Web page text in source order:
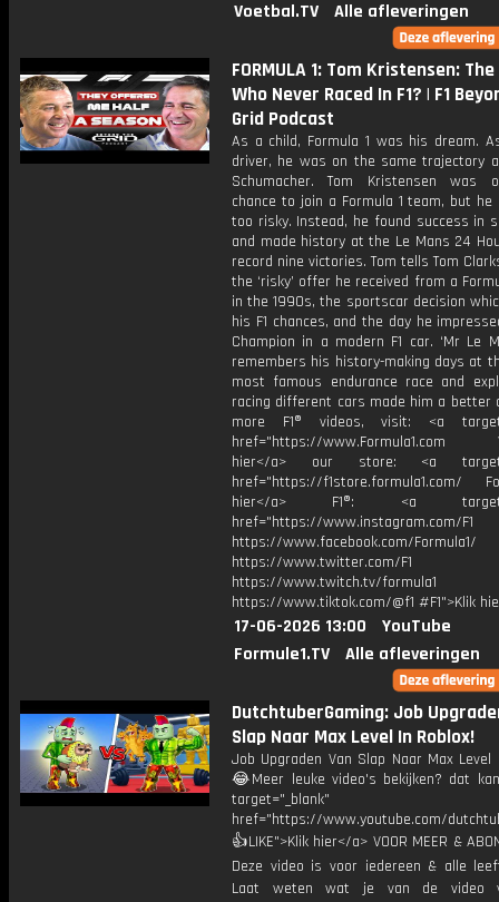
Voetbal.TV Alle afleveringen
FORMULA 1: Tom Kristensen:
Who Never Raced In F1? | F1
Grid Podcast
As a child, Formula 1 was his dream.
driver, he was on the same trajectory
Schumacher. Tom Kristensen was
chance to join a Formula 1 team, but
too risky. Instead, he found success in
and made history at the Le Mans 24
record nine victories. Tom tells Tom
the ‘risky’ offer he received from a
in the 1990s, the sportscar decision
his F1 chances, and the day he
Champion in a modern F1 car. ‘Mr Le
remembers his history-making days at
most famous endurance race and
racing different cars made him a better
more F1® videos, visit: <a
href="https://www.Formula1.com
hier</a> our store: <a
href="https://f1store.formula1.com/
hier</a> F1®: <a
href="https://www.instagram.com/F1
https://www.facebook.com/Formula1/
https://www.twitter.com/F1
https://www.twitch.tv/formula1
https://www.tiktok.com/@f1 #F1">Klik
17-06-2026 13:00
YouTube
Formule1.TV
Alle afleveringen
DutchtuberGaming: Job
Slap Naar Max Level In Roblox!
Job Upgraden Van Slap Naar Max Level
😂Meer leuke video's bekijken? dat
target="_blank"
href="https://www.youtube.com/
👍LIKE">Klik hier</a> VOOR MEER &
Deze video is voor iedereen & alle
Laat weten wat je van de video